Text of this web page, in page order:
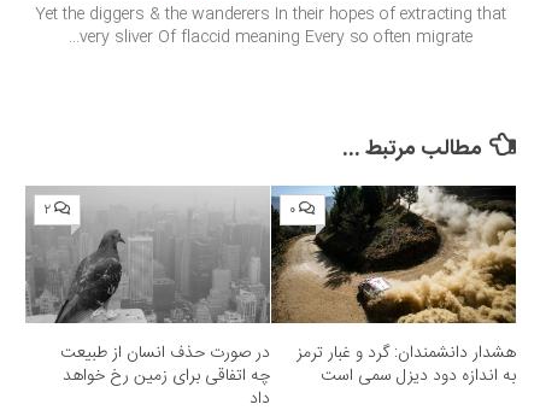
Yet the diggers & the wanderers In their hopes of extracting that
very sliver Of flaccid meaning Every so often migrate...
مطالب مرتبط ...
۰
هشدار دانشمندان: گرد و غبار ترمز
به اندازه دود دیزل سمی است
۲
در صورت حذف انسان از طبیعت
چه اتفاقی برای زمین رخ خواهد
داد